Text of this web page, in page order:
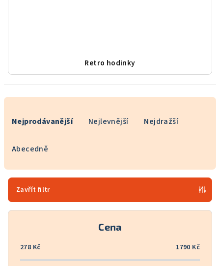
Retro hodinky
r
o
Nejprodávanější Nejlevnější Nejdražší
Abecedně
Zavřít filtr
Cena
278 Kč 1790 Kč